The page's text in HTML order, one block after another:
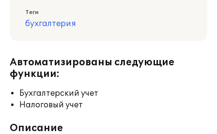
Теги
бухгалтерия
Автоматизированы следующие
функции:
Бухгалтерский учет
Налоговый учет
Описание